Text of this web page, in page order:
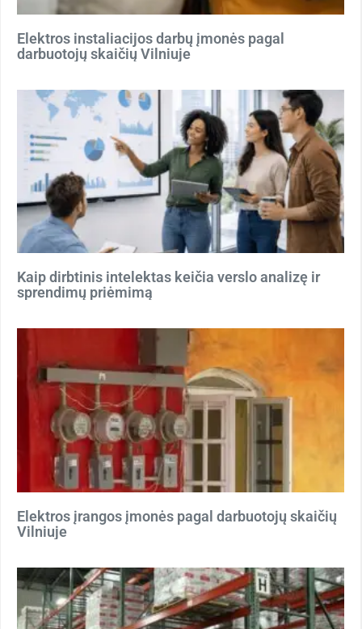
Elektros instaliacijos darbų įmonės pagal
darbuotojų skaičių Vilniuje
Kaip dirbtinis intelektas keičia verslo analizę ir
sprendimų priėmimą
Elektros įrangos įmonės pagal darbuotojų skaičių
Vilniuje